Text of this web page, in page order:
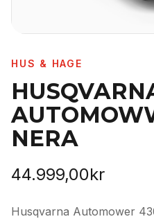
HUS & HAGE
NERA
44.999,00kr
Husqvarna Automower